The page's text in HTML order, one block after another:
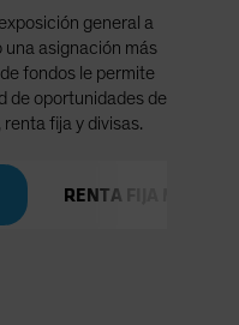
general a
asignación más
fondos le permite
de oportunidades de
fija y divisas.
RENTA FIJA ME